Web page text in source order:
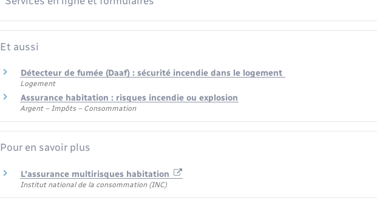
Et aussi
Détecteur de fumée (Daaf) : sécurité incendie dans le logement
Logement
Assurance habitation : risques incendie ou explosion
Argent – Impôts – Consommation
Pour en savoir plus
L'assurance multirisques habitation
Institut national de la consommation (INC)